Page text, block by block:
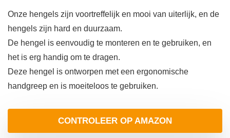
Onze hengels zijn voortreffelijk en mooi van uiterlijk, en de
hengels zijn hard en duurzaam.
De hengel is eenvoudig te monteren en te gebruiken, en
het is erg handig om te dragen.
Deze hengel is ontworpen met een ergonomische
handgreep en is moeiteloos te gebruiken.
CONTROLEER OP AMAZON